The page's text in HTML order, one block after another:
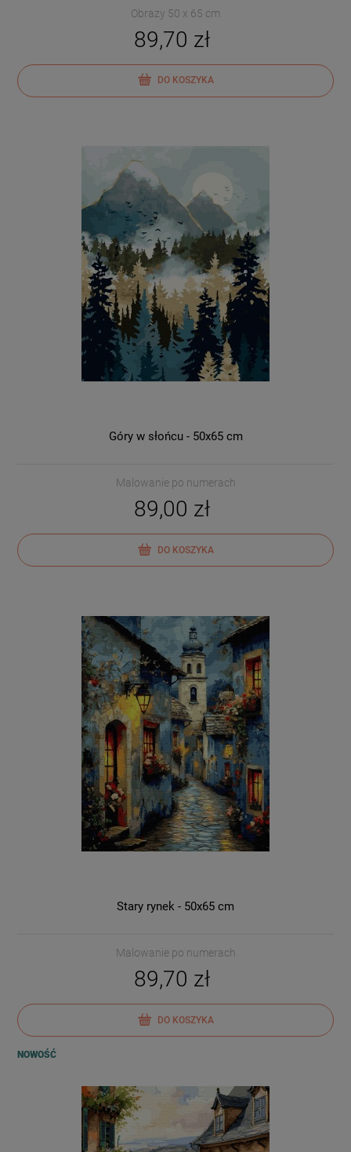
Obrazy 50 x 65 cm
89,70 zł
DO KOSZYKA
Góry w słońcu - 50x65 cm
Malowanie po numerach
89,00 zł
DO KOSZYKA
Stary rynek - 50x65 cm
Malowanie po numerach
89,70 zł
DO KOSZYKA
NOWOŚĆ